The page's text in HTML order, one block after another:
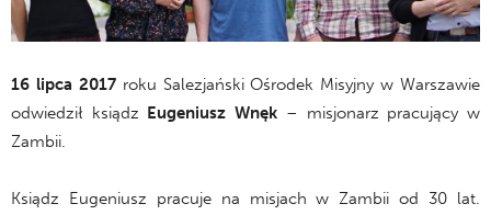
16 lipca 2017roku Salezjański Ośrodek Misyjny w Warszawie
odwiedził ksiądz Eugeniusz Wnęk – misjonarz pracujący w
Zambii.
Ksiądz Eugeniusz pracuje na misjach w Zambii od 30 lat.